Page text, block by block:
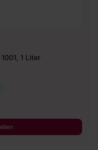
1 Liter